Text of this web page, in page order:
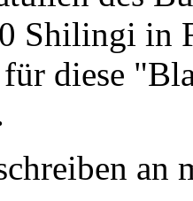
Shilingi in
diese